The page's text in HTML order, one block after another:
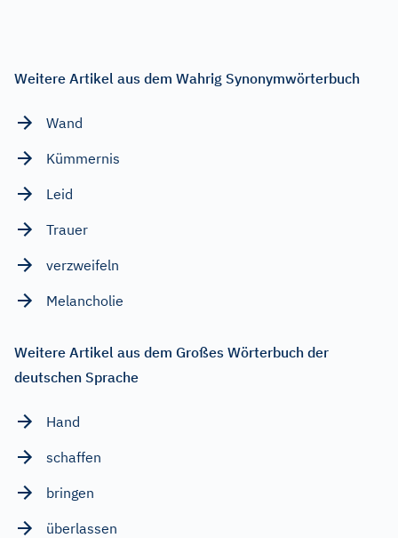
Weitere Artikel aus dem Wahrig Synonymwörterbuch
Wand
Kümmernis
Leid
Trauer
verzweifeln
Melancholie
Weitere Artikel aus dem Großes Wörterbuch der
deutschen Sprache
Hand
schaffen
bringen
überlassen